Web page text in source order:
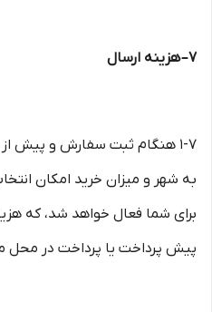
۷– هزینه ارسال
۱-۷ هنگام ثبت سفارش و پیش
به شهر و میزان خرید امکان
برای شما فعال خواهد شد، که
پیش پرداخت یا پرداخت در